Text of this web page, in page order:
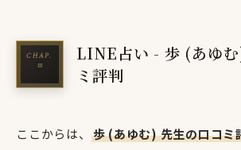
LINE占い - 歩 (あゆ
ミ評判
ここからは、 歩 (あゆむ) 先生の口コミ